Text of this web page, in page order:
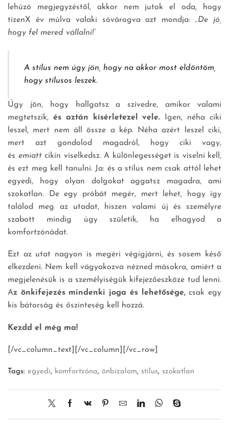
lehúzó megjegyzéstől, akkor nem jutok el oda, hogy
tizenX év múlva valaki sóvárogva azt mondja:„De jó,
hogy fel mered vállalni!”
A stílus nem úgy jön, hogy na akkor most eldöntöm,
hogy stílusos leszek.
Úgy jön, hogy hallgatsz a szívedre, amikor valami
megtetszik, és aztán kísérletezel vele. Igen, néha ciki
leszel, mert nem áll össze a kép. Néha azért leszel ciki,
mert azt gondolod magadról, hogy ciki vagy,
és emiattcikin viselkedsz. A különlegességet is viselni kell,
és ezt meg kell tanulni. Ja: és a stílus nem csak attól lehet
egyedi, hogy olyan dolgokat aggatsz magadra, ami
szokatlan. De egy próbát megér, mert lehet, hogy így
találod meg az utadat, hiszen valami új és személyre
szabott mindig úgy születik, ha elhagyod a
komfortzónádat.
Ezt az utat nagyon is megéri végigjárni, és sosem késő
elkezdeni. Nem kell vágyakozva nézned másokra, amiért a
megjelenésük is a személyiségük kifejezőeszköze tud lenni.
Az önkifejezés mindenki joga és lehetősége,csak egy
kis bátorság és őszinteség kell hozzá.
Kezdd el még ma!
[/vc_column_text][/vc_column][/vc_row]
Tags: egyedi, komfortzóna, önbizalom, stílus, szokatlan